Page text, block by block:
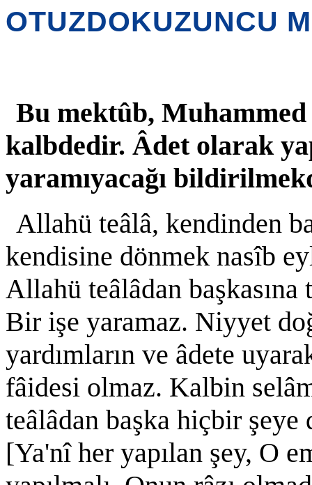
OTUZDOKUZUNCU
Bu mektûb, Muhammed
kalbdedir. Âdet olarak
yaramıyacağı
Allahü teâlâ, kendinden
kendisine dönmek nasîb
Allahü teâlâdan başkasına
Bir işe yaramaz. Niyyet
yardımların ve âdete
fâidesi olmaz. Kalbin
teâlâdan başka hiçbir şeye
[Ya'nî her yapılan şey, O